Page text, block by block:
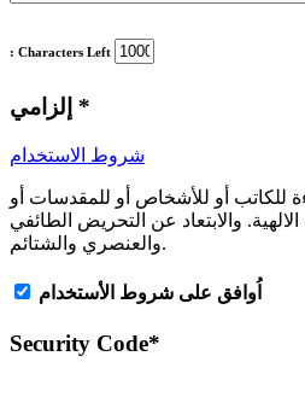
: Characters Left
*
شروط الاستخدام
للكاتب أو للأشخاص أو للمقدسات أو
والابتعاد عن التحريض الطائفي
والعنصري والشتائم.
اُوافق على شروط الأستخدام
Security Code*